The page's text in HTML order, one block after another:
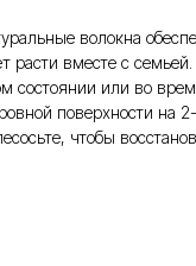
волокна
расти вместе с семьей.
состоянии или во
поверхности на
чтобы